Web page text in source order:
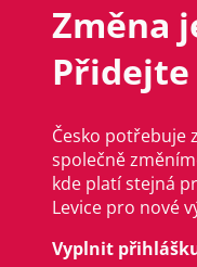
Změna
Přidejte
Česko potřebuje
společně
kde platí stejná
Levice pro nové
Vyplnit